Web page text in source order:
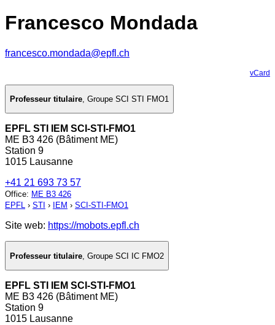
Francesco Mondada
francesco.mondada@epfl.ch
vCard
Professeur titulaire, Groupe SCI STI FMO1
EPFL STI IEM SCI-STI-FMO1
ME B3 426 (Bâtiment ME)
Station 9
1015 Lausanne
+41 21 693 73 57
Office: ME B3 426
EPFL › STI › IEM › SCI-STI-FMO1
Site web: https://mobots.epfl.ch
Professeur titulaire Groupe SCI IC FMO2
EPFL STI IEM SCI-STI-FMO1
ME B3 426 (Bâtiment ME)
Station 9
1015 Lausanne